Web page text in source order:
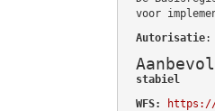
voor
Autorisatie:
stabiel
WFS:
https://